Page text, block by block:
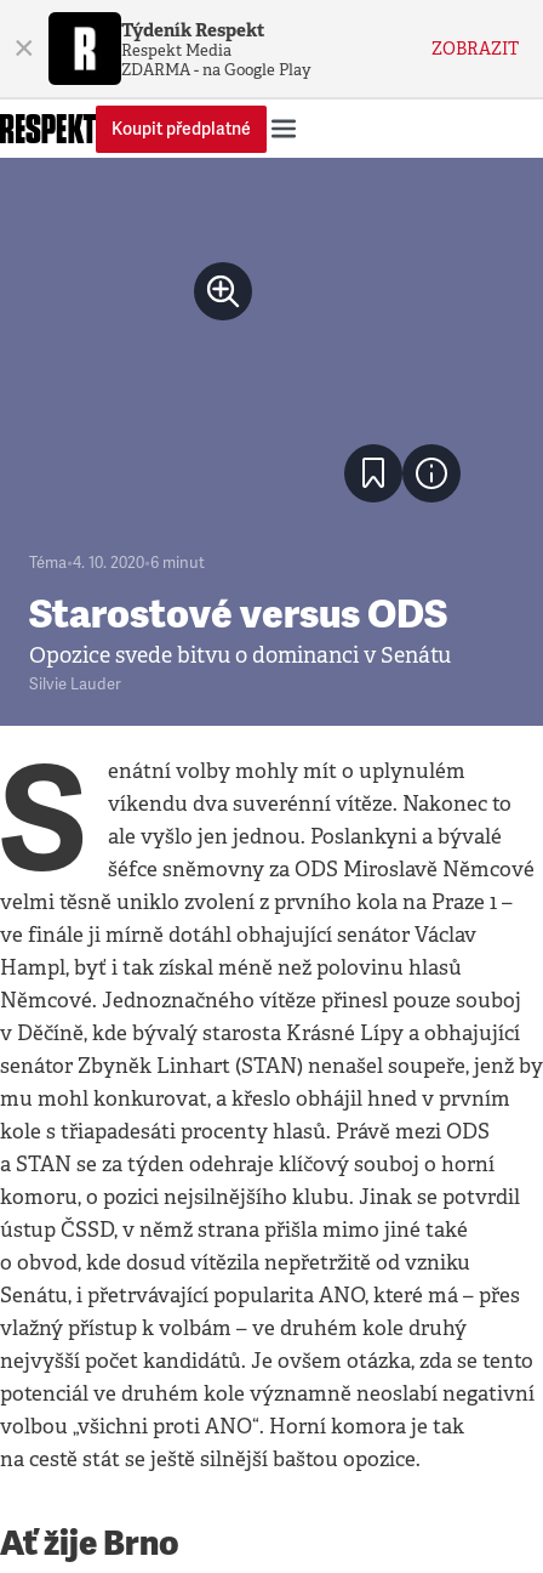
× Týdeník Respekt
Respekt Media
ZDARMA - na Google Play
ZOBRAZIT
Koupit předplatné
Téma•4. 10. 2020•6 minut
Starostové versus ODS
Opozice svede bitvu o dominanci v Senátu
Silvie Lauder
S
enátní volby mohly mít o uplynulém
víkendu dva suverénní vítěze. Nakonec to
ale vyšlo jen jednou. Poslankyni a bývalé
šéfce sněmovny za ODS Miroslavě Němcové
velmi těsně uniklo zvolení z prvního kola na Praze 1 –
ve finále ji mírně dotáhl obhajující senátor Václav
Hampl, byť i tak získal méně než polovinu hlasů
Němcové. Jednoznačného vítěze přinesl pouze souboj
v Děčíně, kde bývalý starosta Krásné Lípy a obhajující
senátor Zbyněk Linhart (STAN) nenašel soupeře, jenž by
mu mohl konkurovat, a křeslo obhájil hned v prvním
kole s třiapadesáti procenty hlasů. Právě mezi ODS
a STAN se za týden odehraje klíčový souboj o horní
komoru, o pozici nejsilnějšího klubu. Jinak se potvrdil
ústup ČSSD, v němž strana přišla mimo jiné také
o obvod, kde dosud vítězila nepřetržitě od vzniku
Senátu, i přetrvávající popularita ANO, které má – přes
vlažný přístup k volbám – ve druhém kole druhý
nejvyšší počet kandidátů. Je ovšem otázka, zda se tento
potenciál ve druhém kole významně neoslabí negativní
volbou „všichni proti ANO“. Horní komora je tak
na cestě stát se ještě silnější baštou opozice.
Ať žije Brno